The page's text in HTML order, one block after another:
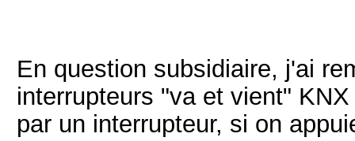
En question subsidiaire, j'ai
interrupteurs "va et vient"
par un interrupteur, si on